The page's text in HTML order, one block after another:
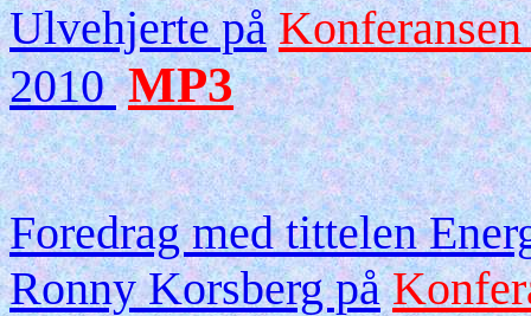
Ulvehjerte på
2010 MP3
Foredrag med tittelen
Ronny Korsberg på